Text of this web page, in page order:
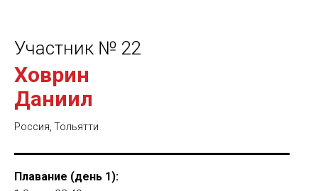
Участник № 22
Ховрин
Даниил
Россия, Тольятти
Плавание (день 1):